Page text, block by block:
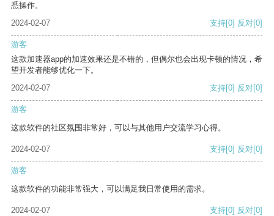
悉操作。
2024-02-07
支持[0] 反对[0]
游客
这款加速器app的加速效果还是不错的，但偶尔也会出现卡顿的情况，希
望开发者能够优化一下。
2024-02-07
支持[0] 反对[0]
游客
这款软件的社区氛围非常好，可以与其他用户交流学习心得。
2024-02-07 支持[0] 反对[0]
游客
这款软件的功能非常强大，可以满足我日常使用的需求。
2024-02-07 支持[0] 反对[0]